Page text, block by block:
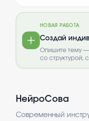
Адыгеи. В ней
и культурные памятники
региона, а также
интересные места для
посещения. Цель —
познакомить с
уникальными
НОВАЯ РАБОТА
Создай
Опишите тему —
со структурой,
НейроСова
Современный